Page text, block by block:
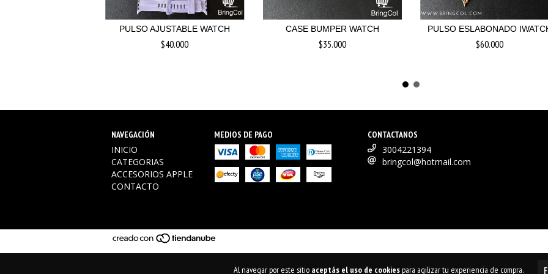
Al navegar por este sitio aceptás el uso de cookiespara agilizar tu experiencia de compra.
PULSO AJUSTABLE WATCH
$40.000
CASE BUMPER WATCH
$35.000
PULSO ESLABONADO
$60.000
NAVEGACIÓN
INICIO
CATEGORIAS
ACCESORIOS APPLE
CONTACTO
MEDIOS DE PAGO CONTACTANOS
3004221394
bringcol@hotmail.com